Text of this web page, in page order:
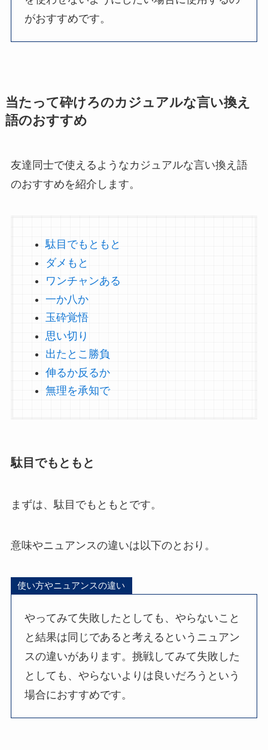
がおすすめです。
当たって砕けろのカジュアルな言い換え
語のおすすめ
友達同士で使えるようなカジュアルな言い換え語
のおすすめを紹介します。
駄目でもともと
ダメもと
ワンチャンある
一か八か
玉砕覚悟
思い切り
出たとこ勝負
伸るか反るか
無理を承知で
駄目でもともと
まずは、駄目でもともとです。
意味やニュアンスの違いは以下のとおり。
使い方やニュアンスの違い
やってみて失敗したとしても、やらないこと
と結果は同じであると考えるというニュアン
スの違いがあります。挑戦してみて失敗した
としても、やらないよりは良いだろうという
場合におすすめです。